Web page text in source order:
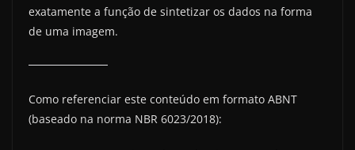
exatamente a função de sintetizar os dados na forma
de uma imagem.
Como referenciar este conteúdo em formato ABNT
(baseado na norma NBR 6023/2018):